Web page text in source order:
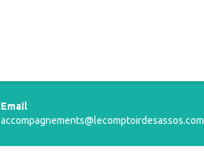
Email
accompagnements@lecomptoirdesassos.com